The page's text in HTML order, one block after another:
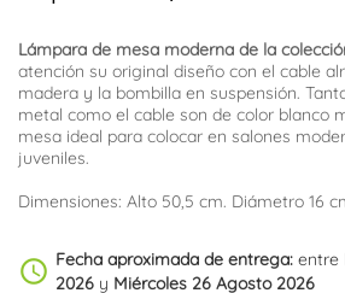
Lámpara de mesa moderna de la
atención su original diseño con el cable
madera y la bombilla en suspensión.
metal como el cable son de color blanco
mesa ideal para colocar en salones
juveniles.
Dimensiones: Alto 50,5 cm. Diámetro 16
schedule Fecha aproximada de entrega: entre
2026 y Miércoles 26 Agosto 2026